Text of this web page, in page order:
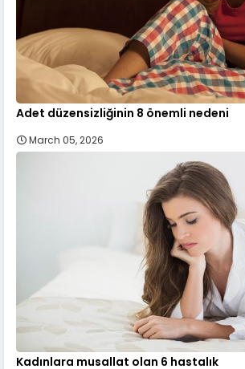
Adet düzensizliğinin 8 önemli nedeni
March 05, 2026
Kadınlara musallat olan 6 hastalık